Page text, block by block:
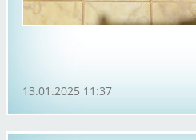
13.01.2025 11:37